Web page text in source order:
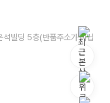
빌딩 5층(반품주소가 아닙